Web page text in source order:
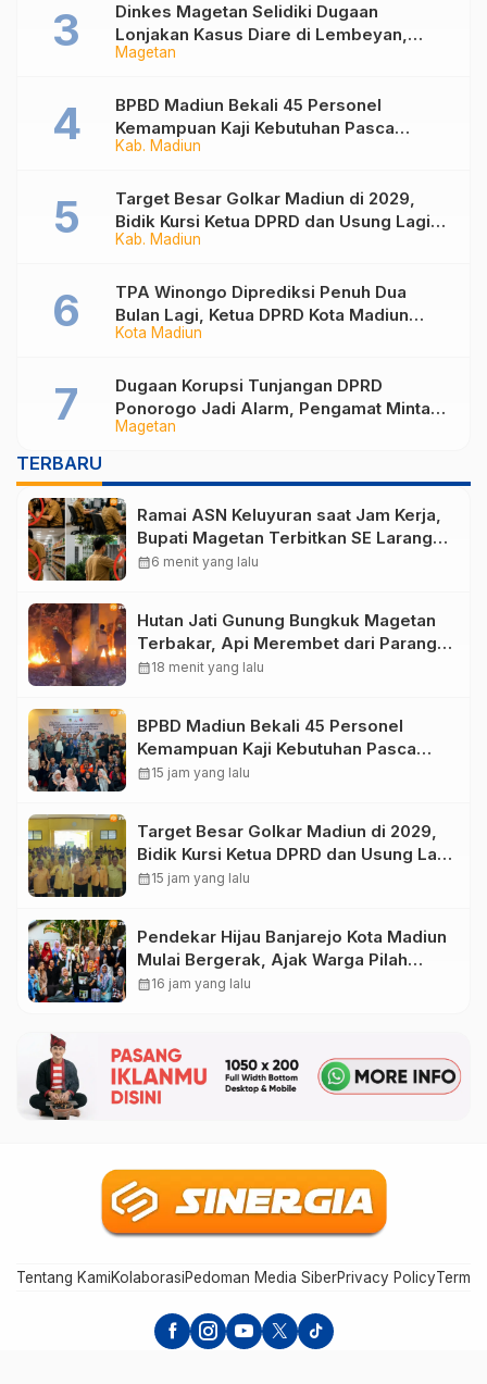
Magetan
Dinkes Magetan Selidiki Dugaan
Lonjakan Kasus Diare di Lembeyan,
Lakukan Penyelidikan Epidemiologi
Kab. Madiun
BPBD Madiun Bekali 45 Personel
Kemampuan Kaji Kebutuhan Pasca
Bencana
Kab. Madiun
Target Besar Golkar Madiun di 2029,
Bidik Kursi Ketua DPRD dan Usung Lagi
Hari Wuryanto
Kota Madiun
TPA Winongo Diprediksi Penuh Dua
Bulan Lagi, Ketua DPRD Kota Madiun
Desak Pemkot Percepat Penanganan
Magetan
Dugaan Korupsi Tunjangan DPRD
Ponorogo Jadi Alarm, Pengamat Minta
Magetan Perkuat Tata Kelola
TERBARU
Ramai ASN Keluyuran saat Jam Kerja,
Bupati Magetan Terbitkan SE Larang
Ngopi hingga Belanja
calendar_month6 menit yang lalu
Hutan Jati Gunung Bungkuk Magetan
Terbakar, Api Merembet dari Parang
Hill akibat Angin Kencang
calendar_month18 menit yang lalu
BPBD Madiun Bekali 45 Personel
Kemampuan Kaji Kebutuhan Pasca
Bencana
calendar_month15 jam yang lalu
Target Besar Golkar Madiun di 2029,
Bidik Kursi Ketua DPRD dan Usung Lagi
Hari Wuryanto
calendar_month15 jam yang lalu
Pendekar Hijau Banjarejo Kota Madiun
Mulai Bergerak, Ajak Warga Pilah
Sampah dari Rumah
calendar_month16 jam yang lalu
Tentang KamiKolaborasiPedoman Media SiberPrivacy PolicyTerms